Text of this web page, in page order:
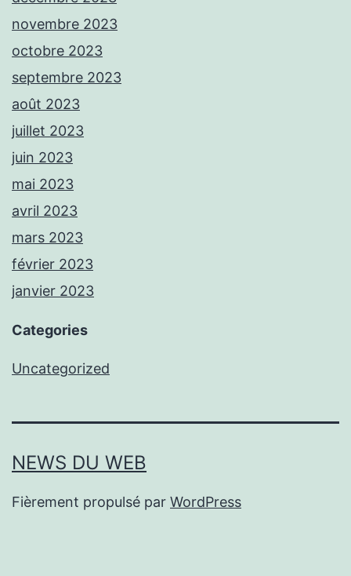
novembre 2023
octobre 2023
septembre 2023
août 2023
juillet 2023
juin 2023
mai 2023
avril 2023
mars 2023
février 2023
janvier 2023
Categories
Uncategorized
NEWS DU WEB
Fièrement propulsé par WordPress